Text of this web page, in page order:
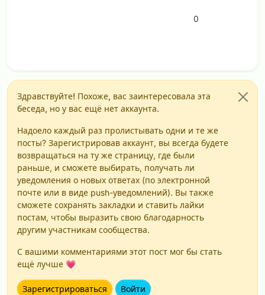
0
Здравствуйте! Похоже, вас заинтересовала эта
беседа, но у вас ещё нет аккаунта.
Надоело каждый раз пролистывать одни и те же
посты? Зарегистрировав аккаунт, вы всегда будете
возвращаться на ту же страницу, где были
раньше, и сможете выбирать, получать ли
уведомления о новых ответах (по электронной
почте или в виде push-уведомлений). Вы также
сможете сохранять закладки и ставить лайки
постам, чтобы выразить свою благодарность
другим участникам сообщества.
С вашими комментариями этот пост мог бы стать
ещё лучше 💗
Зарегистрироваться Войти